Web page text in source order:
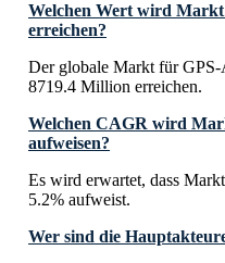
Welchen Wert wird Markt
erreichen?
Der globale Markt für
8719.4 Million erreichen.
Welchen CAGR wird
aufweisen?
Es wird erwartet, dass
5.2% aufweist.
Wer sind die